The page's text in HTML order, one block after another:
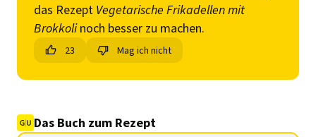
das Rezept Vegetarische Frikadellen mit
Brokkolinoch besser zu machen.
23 Mag ich nicht
Das Buch zum Rezept